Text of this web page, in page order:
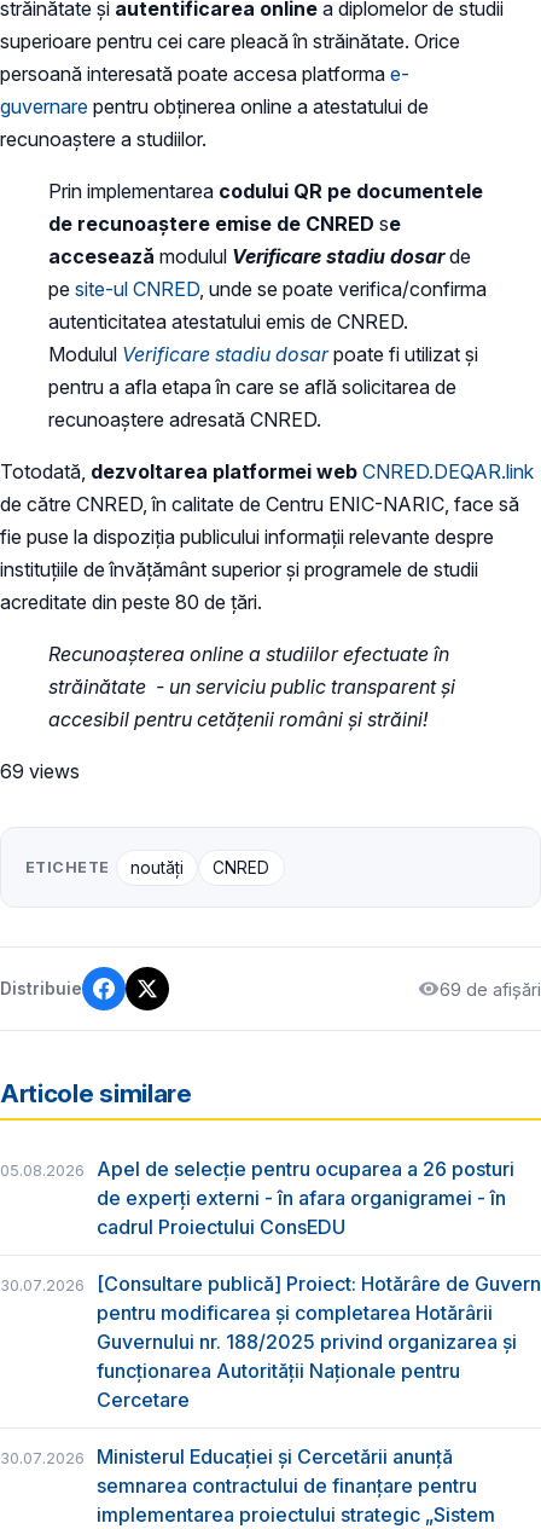
străinătate și autentificarea online a diplomelor de studii
superioare pentru cei care pleacă în străinătate. Orice
persoană interesată poate accesa platforma e-
guvernare pentru obținerea online a atestatului de
recunoaștere a studiilor.
Prin implementarea codului QR pe documentele
de recunoaștere emise de CNRED se
accesează modulul Verificare stadiu dosarde
pe site-ul CNRED, unde se poate verifica/confirma
autenticitatea atestatului emis de CNRED.
Modulul Verificare stadiu dosarpoate fi utilizat și
pentru a afla etapa în care se află solicitarea de
recunoaștere adresată CNRED.
Totodată, dezvoltarea platformei web CNRED.DEQAR.link
de către CNRED, în calitate de Centru ENIC-NARIC, face să
fie puse la dispoziția publicului informații relevante despre
instituțiile de învățământ superior și programele de studii
acreditate din peste 80 de țări.
Recunoașterea online a studiilor efectuate în
străinătate - un serviciu public transparent și
accesibil pentru cetățenii români și străini!
69 views
ETICHETE noutăți CNRED
Distribuie 69 de afișări
Articole similare
05.08.2026
Apel de selecție pentru ocuparea a 26 posturi
de experți externi - în afara organigramei - în
cadrul Proiectului ConsEDU
30.07.2026
[Consultare publică] Proiect: Hotărâre de Guvern
pentru modificarea și completarea Hotărârii
Guvernului nr. 188/2025 privind organizarea şi
funcţionarea Autorităţii Naţionale pentru
Cercetare
30.07.2026
Ministerul Educației și Cercetării anunță
semnarea contractului de finanțare pentru
implementarea proiectului strategic „Sistem